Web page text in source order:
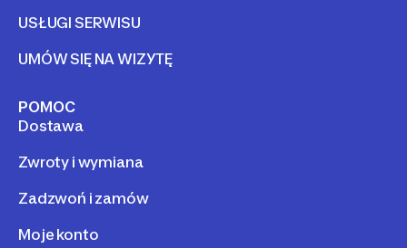
KONSERWACJA I NAPRAWY W DECATHLON
CZĘŚCI ZAMIENNE
POMOC